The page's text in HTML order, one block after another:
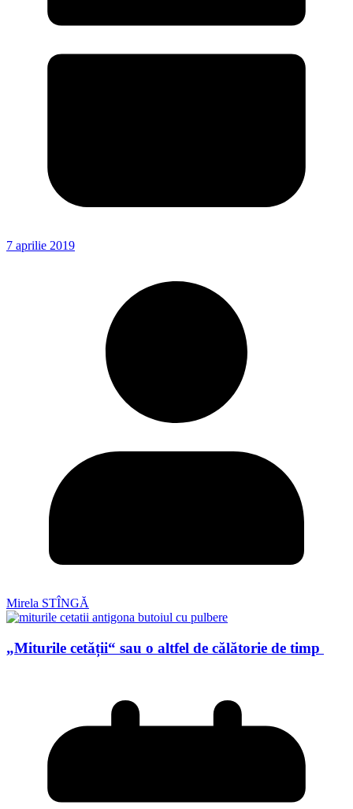
7 aprilie 2019
Mirela STÎNGĂ
„Miturile cetății“ sau o altfel de călătorie de timp